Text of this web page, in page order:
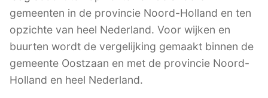
gemeenten in de provincie Noord-Holland en ten
opzichte van heel Nederland. Voor wijken en
buurten wordt de vergelijking gemaakt binnen de
gemeente Oostzaan en met de provincie Noord-
Holland en heel Nederland.